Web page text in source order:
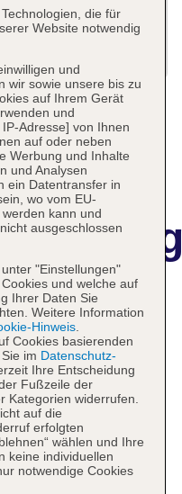
die für
Website notwendig
und
wir sowie unsere bis zu
auf Ihrem Gerät
und
Adresse] von Ihnen
auf oder neben
Werbung und Inhalte
und Analysen
ein Datentransfer in
wo vom EU-
kann und
ausgeschlossen
"Einstellungen"
und welche auf
Ihrer Daten Sie
Weitere Information
Hinweis.
Cookies basierenden
im Datenschutz-
Ihre Entscheidung
Fußzeile der
Kategorien widerrufen.
auf die
erfolgten
wählen und Ihre
keine individuellen
notwendige Cookies